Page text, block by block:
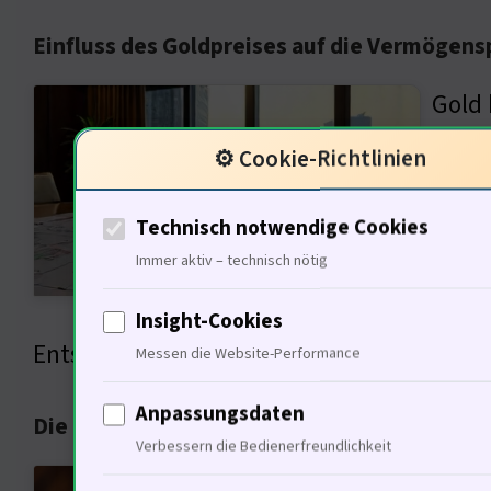
Einfluss des Goldpreises auf die
in
Entscheidungen. Es fungiert als Puffer.
Die Rolle von Gold in der Geldpolitik
⚙️ Cookie-Richtlinien
Technisch notwendige Cookies
Immer aktiv – technisch nötig
Insight-Cookies
Messen die Website-Performance
Anpassungsdaten
Verbessern die Bedienerfreundlichkeit